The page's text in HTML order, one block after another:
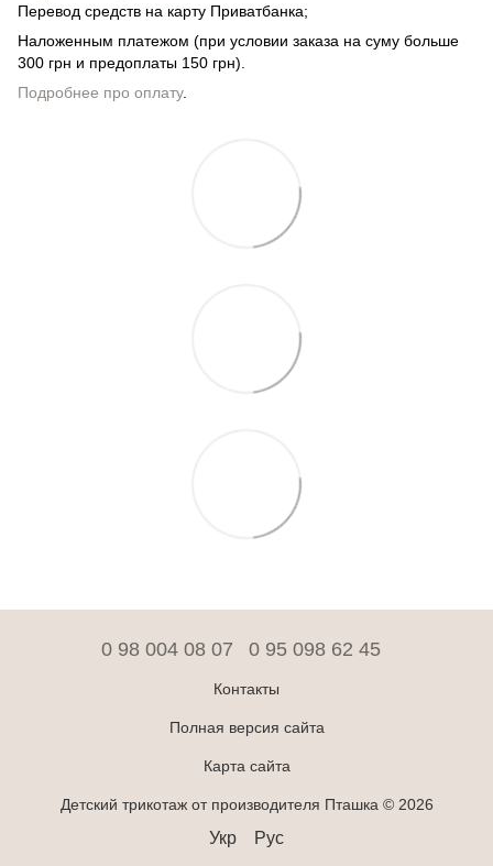
Перевод средств на карту Приватбанка;
Наложенным платежом (при условии заказа на суму больше
300 грн и предоплаты 150 грн).
Подробнее про оплату.
0 98 004 08 07 0 95 098 62 45
Контакты
Полная версия сайта
Карта сайта
Детский трикотаж от производителя Пташка © 2026
Укр Рус